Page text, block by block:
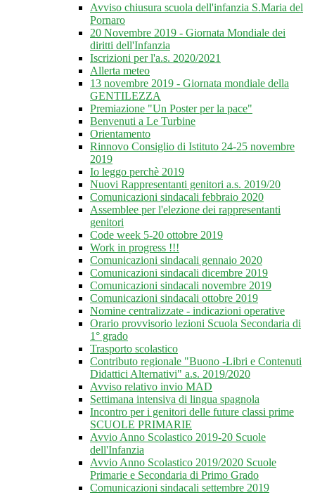
Avviso chiusura scuola dell'infanzia S.Maria del
Pornaro
20 Novembre 2019 - Giornata Mondiale dei
diritti dell'Infanzia
Iscrizioni per l'a.s. 2020/2021
Allerta meteo
13 novembre 2019 - Giornata mondiale della
GENTILEZZA
Premiazione "Un Poster per la pace"
Benvenuti a Le Turbine
Orientamento
Rinnovo Consiglio di Istituto 24-25 novembre
2019
Io leggo perchè 2019
Nuovi Rappresentanti genitori a.s. 2019/20
Comunicazioni sindacali febbraio 2020
Assemblee per l'elezione dei rappresentanti
genitori
Code week 5-20 ottobre 2019
Work in progress !!!
Comunicazioni sindacali gennaio 2020
Comunicazioni sindacali dicembre 2019
Comunicazioni sindacali novembre 2019
Comunicazioni sindacali ottobre 2019
Nomine centralizzate - indicazioni operative
Orario provvisorio lezioni Scuola Secondaria di
1° grado
Trasporto scolastico
Contributo regionale "Buono -Libri e Contenuti
Didattici Alternativi" a.s. 2019/2020
Avviso relativo invio MAD
Settimana intensiva di lingua spagnola
Incontro per i genitori delle future classi prime
SCUOLE PRIMARIE
Avvio Anno Scolastico 2019-20 Scuole
dell'Infanzia
Avvio Anno Scolastico 2019/2020 Scuole
Primarie e Secondaria di Primo Grado
Comunicazioni sindacali settembre 2019